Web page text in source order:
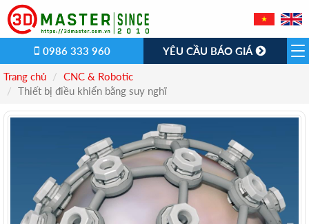
0986 333 960 YÊU CẦU BÁO GIÁ
Trang chủ
CNC & Robotic
Thiết bị điều khiển bằng suy nghĩ